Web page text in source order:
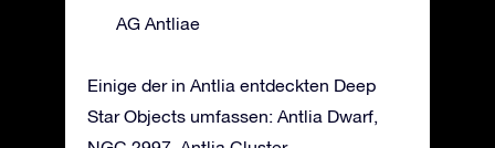
AG Antliae
Einige der in Antlia entdeckten Deep
Star Objects umfassen: Antlia Dwarf,